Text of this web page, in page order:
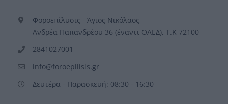
Φοροεπίλυσις - Άγιος Νικόλαος
Ανδρέα Παπανδρέου 36 (έναντι ΟΑΕΔ), Τ.Κ 72100
2841027001
info@foroepilisis.gr
Δευτέρα - Παρασκευή: 08:30 - 16:30